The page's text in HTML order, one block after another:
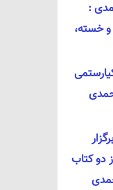
:
خسته،
دو کتاب